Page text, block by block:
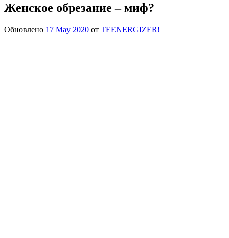
Женское обрезание – миф?
Обновлено 17 May 2020 от TEENERGIZER!